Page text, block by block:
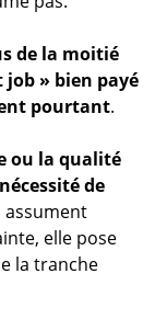
de la moitié
job » bien payé
pourtant.
ou la qualité
de
assument
elle pose
la tranche